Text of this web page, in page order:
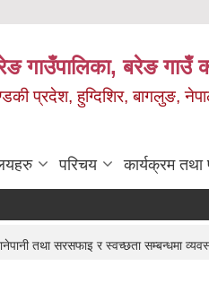
गाउँपालिका, बरेङ गाउँ
प्रदेश, हुग्दिशिर, बागलुङ,
परिचय कार्यक्रम तथा
तथा सरसफाइ र स्वच्छता सम्बन्धमा